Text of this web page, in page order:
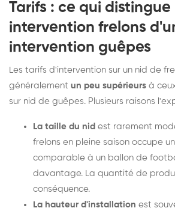
Tarifs : ce qui distingue
intervention frelons
intervention guêpes
Les tarifs d'intervention sur un nid de
généralement un peu supérieurs à
sur nid de guêpes. Plusieurs raisons
La taille du nid est rarement
frelons en pleine saison occupe
comparable à un ballon de
davantage. La quantité de
conséquence.
La hauteur d'installation est